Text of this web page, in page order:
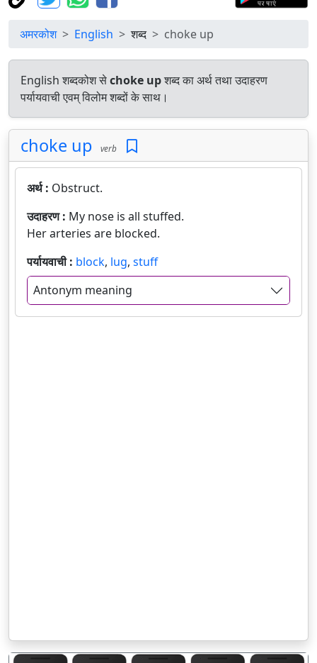
अमरकोश English शब्द choke up
English शब्दकोश सेchoke upशब्द का अर्थ तथा उदाहरण
पर्यायवाची एवम् विलोम शब्दों के साथ।
choke up verb
अर्थ : Obstruct.
उदाहरण : My nose is all stuffed.
Her arteries are blocked.
पर्यायवाची : block, lug, stuff
Antonym meaning